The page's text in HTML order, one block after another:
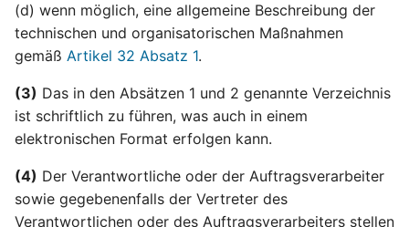
(d) wenn möglich, eine allgemeine Beschreibung der
technischen und organisatorischen Maßnahmen
gemäß Artikel 32 Absatz 1.
(3) Das in den Absätzen 1 und 2 genannte Verzeichnis
ist schriftlich zu führen, was auch in einem
elektronischen Format erfolgen kann.
(4) Der Verantwortliche oder der Auftragsverarbeiter
sowie gegebenenfalls der Vertreter des
Verantwortlichen oder des Auftragsverarbeiters stellen